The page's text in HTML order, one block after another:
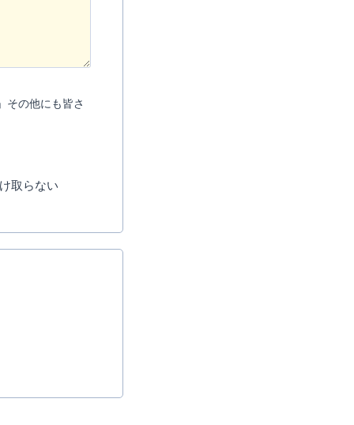
その他にも皆さ
取らない